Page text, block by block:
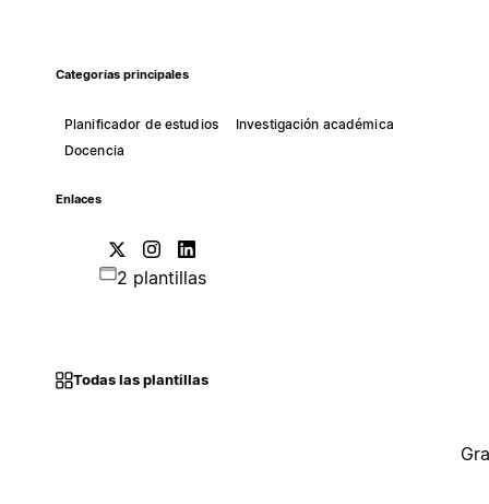
Categorías principales
Planificador de estudios
Investigación académica
Docencia
Enlaces
2 plantillas
Todas las plantillas